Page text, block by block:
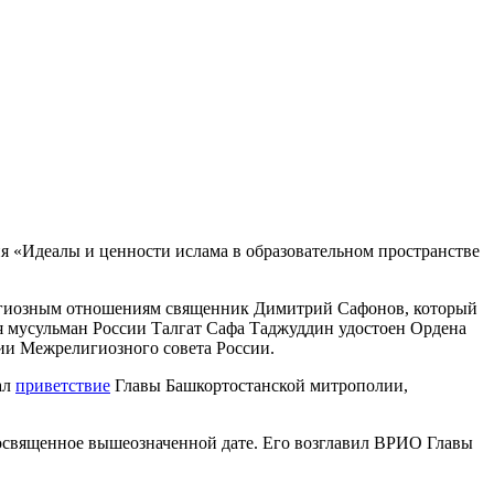
и ценности ислама в образовательном пространстве
отношениям священник Димитрий Сафонов, который
России Талгат Сафа Таджуддин удостоен Ордена
Межрелигиозного совета России.
приветствие Главы Башкортостанской митрополии,
вышеозначенной дате. Его возглавил ВРИО Главы